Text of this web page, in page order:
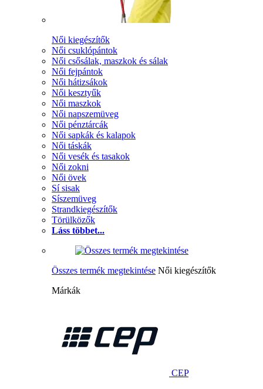
Női kiegészítők
Női csuklópántok
Női csősálak, maszkok és sálak
Női fejpántok
Női hátizsákok
Női kesztyűk
Női maszkok
Női napszemüveg
Női pénztárcák
Női sapkák és kalapok
Női táskák
Női vesék és tasakok
Női zokni
Női övek
Sí sisak
Síszemüveg
Strandkiegészítők
Törülközők
Láss többet...
Összes termék megtekintése Női kiegészítők
Márkák
CEP